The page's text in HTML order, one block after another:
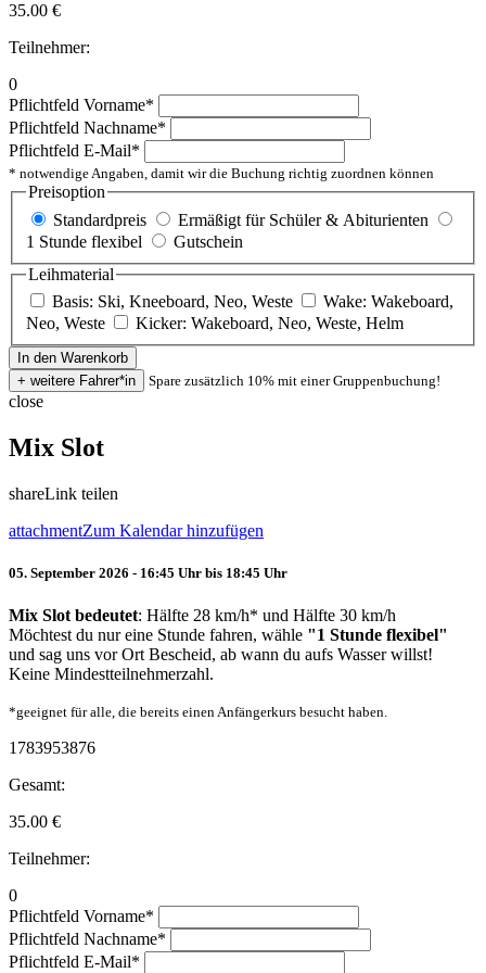
35.00 €
Teilnehmer:
0
Pflichtfeld Vorname*
Pflichtfeld Nachname*
Pflichtfeld E-Mail*
* notwendige Angaben, damit wir die Buchung richtig zuordnen können
Preisoption
Standardpreis
Ermäßigt für Schüler & Abiturienten
1 Stunde flexibel
Gutschein
Leihmaterial
Basis: Ski, Kneeboard, Neo, Weste
Wake: Wakeboard,
Neo, Weste
Kicker: Wakeboard, Neo, Weste, Helm
Spare zusätzlich 10% mit einer Gruppenbuchung!
close
Mix Slot
shareLink teilen
attachmentZum Kalendar hinzufügen
05. September 2026 - 16:45 Uhr bis 18:45 Uhr
Mix Slot bedeutet: Hälfte 28 km/h* und Hälfte 30 km/h
Möchtest du nur eine Stunde fahren, wähle "1 Stunde flexibel"
und sag uns vor Ort Bescheid, ab wann du aufs Wasser willst!
Keine Mindestteilnehmerzahl.
*geeignet für alle, die bereits einen Anfängerkurs besucht haben.
1783953876
Gesamt:
35.00 €
Teilnehmer:
0
Pflichtfeld Vorname*
Pflichtfeld Nachname*
Pflichtfeld E-Mail*